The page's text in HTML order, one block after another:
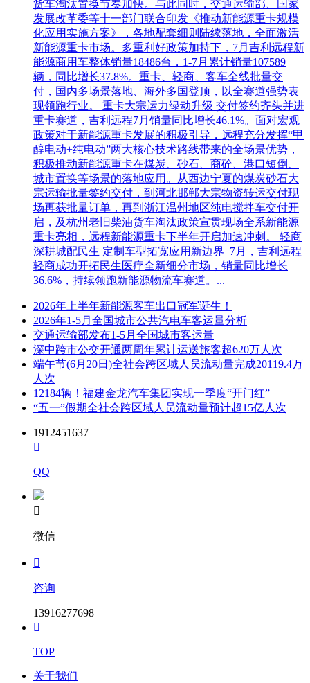
货车淘汰置换节奏加快。与此同时，交通运输部、国家
发展改革委等十一部门联合印发《推动新能源重卡规模
化应用实施方案》，各地配套细则陆续落地，全面激活
新能源重卡市场。多重利好政策加持下，7月吉利远程新
能源商用车整体销量18486台，1-7月累计销量107589
辆，同比增长37.8%。重卡、轻商、客车全线批量交
付，国内多场景落地、海外多国登顶，以全赛道强势表
现领跑行业。 重卡大宗运力绿动升级 交付签约齐头并进
重卡赛道，吉利远程7月销量同比增长46.1%。面对宏观
政策对于新能源重卡发展的积极引导，远程充分发挥“甲
醇电动+纯电动”两大核心技术路线带来的全场景优势，
积极推动新能源重卡在煤炭、砂石、商砼、港口短倒、
城市置换等场景的落地应用。从西边宁夏的煤炭砂石大
宗运输批量签约交付，到河北邯郸大宗物资转运交付现
场再获批量订单，再到浙江温州地区纯电搅拌车交付开
启，及杭州老旧柴油货车淘汰政策宣贯现场全系新能源
重卡亮相，远程新能源重卡下半年开启加速冲刺。 轻商
深耕城配民生 定制车型拓宽应用新边界 7月，吉利远程
轻商成功开拓民生医疗全新细分市场，销量同比增长
36.6%，持续领跑新能源物流车赛道。...
2026年上半年新能源客车出口冠军诞生！
2026年1-5月全国城市公共汽电车客运量分析
交通运输部发布1-5月全国城市客运量
深中跨市公交开通两周年累计运送旅客超620万人次
端午节(6月20日)全社会跨区域人员流动量完成20119.4万
人次
12184辆！福建金龙汽车集团实现一季度“开门红”
“五一”假期全社会跨区域人员流动量预计超15亿人次
1912451637

QQ

微信

咨询
13916277698

TOP
关于我们